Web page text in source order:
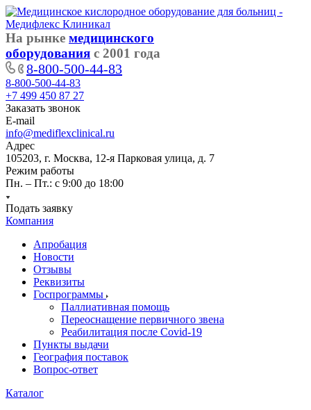
На рынке медицинского
оборудования с 2001 года
8-800-500-44-83
8-800-500-44-83
+7 499 450 87 27
Заказать звонок
E-mail
info@mediflexclinical.ru
Адрес
105203, г. Москва, 12-я Парковая улица, д. 7
Режим работы
Пн. – Пт.: с 9:00 до 18:00
Подать заявку
Компания
Апробация
Новости
Отзывы
Реквизиты
Госпрограммы
Паллиативная помощь
Переоснащение первичного звена
Реабилитация после Covid-19
Пункты выдачи
География поставок
Вопрос-ответ
Каталог